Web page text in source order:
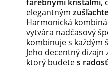
farebnými krištáľmi,
elegantným
Harmonická
vytvára nadčasový
kombinuje s každým
Jeho decentný
ktorý budetes